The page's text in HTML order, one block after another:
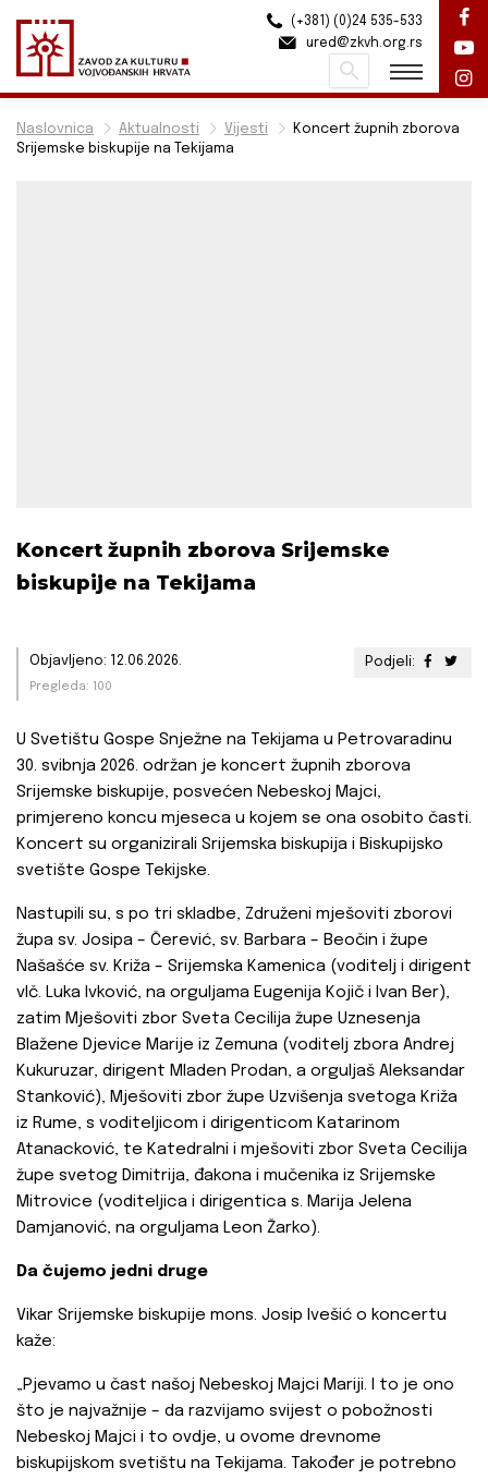
Naslovnica Aktualnosti Vijesti
Koncert župnih zborova
Srijemske biskupije na Tekijama
Koncert župnih zborova Srijemske
biskupije na Tekijama
Podjeli:
Objavljeno: 12.06.2026.
Pregleda: 100
U Svetištu Gospe Snježne na Tekijama u Petrovaradinu
30. svibnja 2026. održan je koncert župnih zborova
Srijemske biskupije, posvećen Nebeskoj Majci,
primjereno koncu mjeseca u kojem se ona osobito časti.
Koncert su organizirali Srijemska biskupija i Biskupijsko
svetište Gospe Tekijske.
Nastupili su, s po tri skladbe, Združeni mješoviti zborovi
župa sv. Josipa – Čerević, sv. Barbara – Beočin i župe
Našašće sv. Križa – Srijemska Kamenica (voditelj i dirigent
vlč. Luka Ivković, na orguljama Eugenija Kojič i Ivan Ber),
zatim Mješoviti zbor Sveta Cecilija župe Uznesenja
Blažene Djevice Marije iz Zemuna (voditelj zbora Andrej
Kukuruzar, dirigent Mladen Prodan, a orguljaš Aleksandar
Stanković), Mješoviti zbor župe Uzvišenja svetoga Križa
iz Rume, s voditeljicom i dirigenticom Katarinom
Atanacković, te Katedralni i mješoviti zbor Sveta Cecilija
župe svetog Dimitrija, đakona i mučenika iz Srijemske
Mitrovice (voditeljica i dirigentica s. Marija Jelena
Damjanović, na orguljama Leon Žarko).
Da čujemo jedni druge
Vikar Srijemske biskupije mons. Josip Ivešić o koncertu
kaže:
„Pjevamo u čast našoj Nebeskoj Majci Mariji. I to je ono
što je najvažnije – da razvijamo svijest o pobožnosti
Nebeskoj Majci i to ovdje, u ovome drevnome
biskupijskom svetištu na Tekijama. Također je potrebno
(+381) (0)24 535-533
ured@zkvh.org.rs
Pretraži